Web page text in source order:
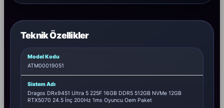
Teknik Özellikler
Model Kodu
ATM00019051
Sistem Adı
Dragos DRx9451 Ultra 5 225F 16GB DDR5 512GB NVMe 12GB
RTX5070 24.5 İnç 200Hz 1ms Oyuncu Oem Paket